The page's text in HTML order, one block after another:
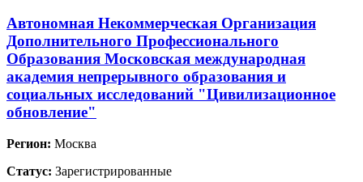
Автономная Некоммерческая Организация
Дополнительного Профессионального
Образования Московская международная
академия непрерывного образования и
социальных исследований "Цивилизационное
обновление"
Регион: Москва
Статус: Зарегистрированные